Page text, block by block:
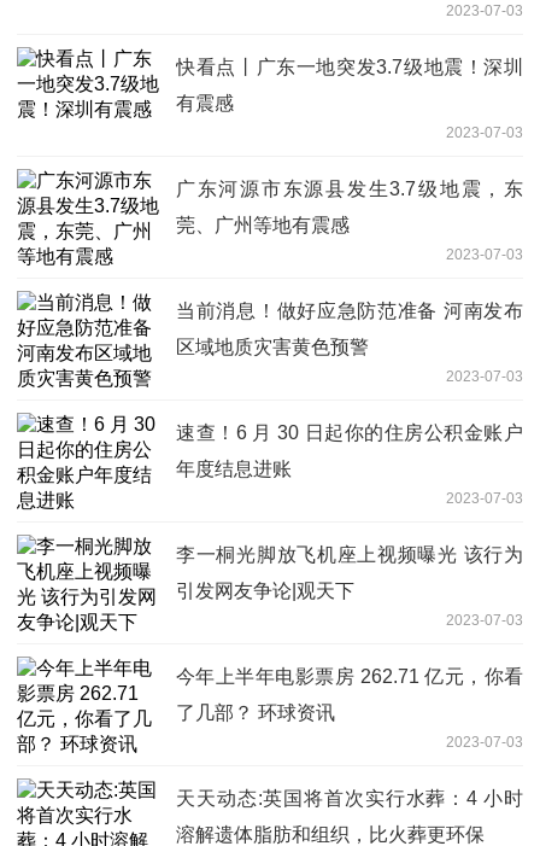
2023-07-03
快看点丨广东一地突发3.7级地震！深圳
有震感
2023-07-03
广东河源市东源县发生3.7级地震，东
莞、广州等地有震感
2023-07-03
当前消息！做好应急防范准备 河南发布
区域地质灾害黄色预警
2023-07-03
速查！6 月 30 日起你的住房公积金账户
年度结息进账
2023-07-03
李一桐光脚放飞机座上视频曝光 该行为
引发网友争论|观天下
2023-07-03
今年上半年电影票房 262.71 亿元，你看
了几部？ 环球资讯
2023-07-03
天天动态:英国将首次实行水葬：4 小时
溶解遗体脂肪和组织，比火葬更环保